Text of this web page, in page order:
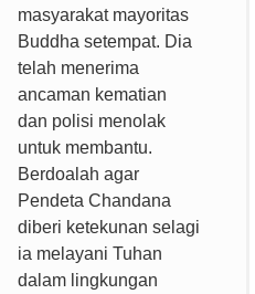
masyarakat mayoritas
Buddha setempat. Dia
telah menerima
ancaman kematian
dan polisi menolak
untuk membantu.
Berdoalah agar
Pendeta Chandana
diberi ketekunan selagi
ia melayani Tuhan
dalam lingkungan